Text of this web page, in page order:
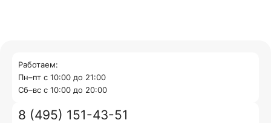
Работаем:
Пн–пт с 10:00 до 21:00
Cб–вс с 10:00 до 20:00
8 (495) 151-43-51